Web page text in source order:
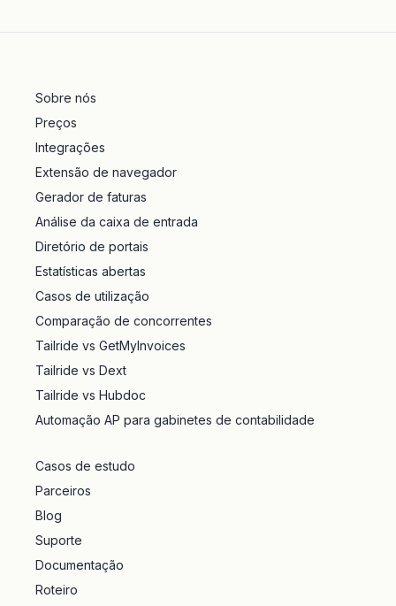
Sobre nós
Preços
Integrações
Extensão de navegador
Gerador de faturas
Análise da caixa de entrada
Diretório de portais
Estatísticas abertas
Casos de utilização
Comparação de concorrentes
Tailride vs GetMyInvoices
Tailride vs Dext
Tailride vs Hubdoc
Automação AP para gabinetes de contabilidade
Casos de estudo
Parceiros
Blog
Suporte
Documentação
Roteiro